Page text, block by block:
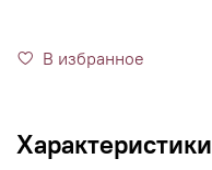
В избранное
Характеристики